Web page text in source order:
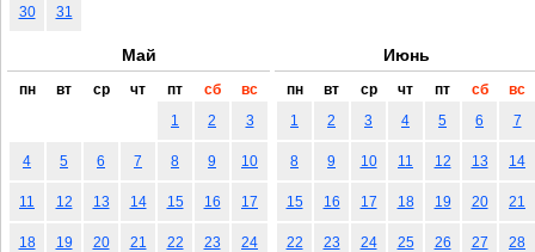
30 31
Май
пн вт ср чт пт сб
вс
1
2 3
4 5 6 7 8 9 10
11 12 13 14 15 16 17
18 19 20 21 22 23 24
Июнь
пн вт ср чт пт сб
вс
1
2 3 4 5 6 7
8 9 10 11 12 13 14
15 16 17 18 19 20 21
22 23 24 25 26 27 28